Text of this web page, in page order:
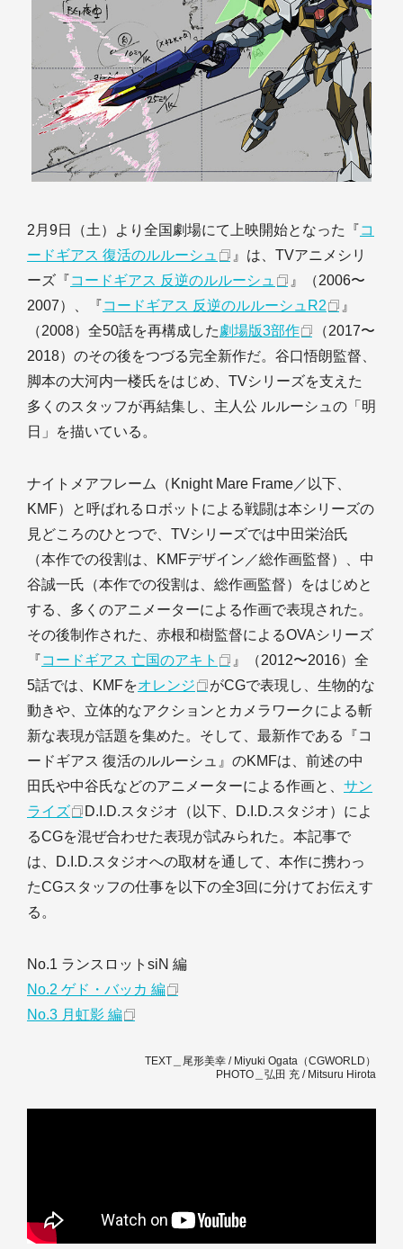
2月9日（土）より全国劇場にて上映開始となった『コ
ードギアス 復活のルルーシュ
』は、TVアニメシリ
ーズ『コードギアス 反逆のルルーシュ
』（2006〜
2007）、『コードギアス 反逆のルルーシュR2
』
（2008）全50話を再構成した劇場版3部作
（2017〜
2018）のその後をつづる完全新作だ。谷口悟朗監督、
脚本の大河内一楼氏をはじめ、TVシリーズを支えた
多くのスタッフが再結集し、主人公 ルルーシュの「明
日」を描いている。
ナイトメアフレーム（Knight Mare Frame／以下、
KMF）と呼ばれるロボットによる戦闘は本シリーズの
見どころのひとつで、TVシリーズでは中田栄治氏
（本作での役割は、KMFデザイン／総作画監督）、中
谷誠一氏（本作での役割は、総作画監督）をはじめと
する、多くのアニメーターによる作画で表現された。
その後制作された、赤根和樹監督によるOVAシリーズ
『コードギアス 亡国のアキト
』（2012〜2016）全
5話では、KMFをオレンジ
がCGで表現し、生物的な
動きや、立体的なアクションとカメラワークによる斬
新な表現が話題を集めた。そして、最新作である『コ
ードギアス 復活のルルーシュ』のKMFは、前述の中
田氏や中谷氏などのアニメーターによる作画と、 サン
ライズ
D.I.D.スタジオ（以下、D.I.D.スタジオ）によ
るCGを混ぜ合わせた表現が試みられた。本記事で
は、D.I.D.スタジオへの取材を通して、本作に携わっ
たCGスタッフの仕事を以下の全3回に分けてお伝えす
る。
No.1 ランスロットsiN 編
No.2 ゲド・バッカ 編
No.3 月虹影 編
TEXT＿尾形美幸 / Miyuki Ogata（CGWORLD）
PHOTO＿弘田 充 / Mitsuru Hirota